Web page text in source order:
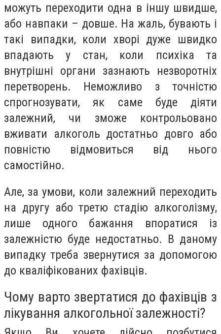
можуть переходити одна в іншу швидше,
або навпаки – довше. На жаль, бувають і
такі випадки, коли хворі дуже швидко
впадають у стан, коли психіка та
внутрішні органи зазнають незворотніх
перетворень. Неможливо з точністю
спрогнозувати, як саме буде діяти
залежний, чи зможе контрольовано
вживати алкоголь достатньо довго або
повністю відмовиться від нього
самостійно.
Але, за умови, коли залежний переходить
на другу або третю стадію алкоголізму,
лише одного бажання впоратися із
залежністю буде недостатньо. В даному
випадку треба звернутися за допомогою
до кваліфікованих фахівців.
Чому варто звертатися до фахівців з
лікування алкогольної залежності?